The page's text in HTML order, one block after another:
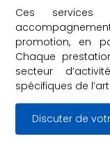
Ces
promotion, en
Chaque
secteur
spécifiques de
Discuter de